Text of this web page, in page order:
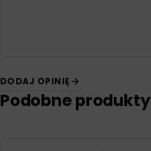
DODAJ OPINIĘ
Podobne produkty